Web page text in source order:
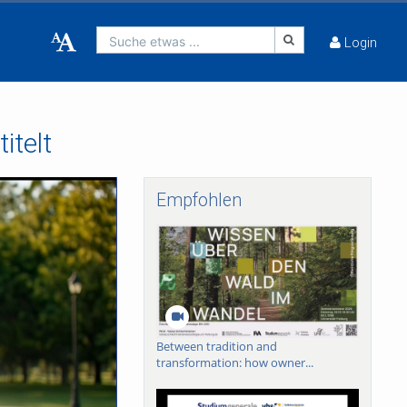
Suche etwas ... Login
Empfohlen
Between tradition and
transformation: how owner...